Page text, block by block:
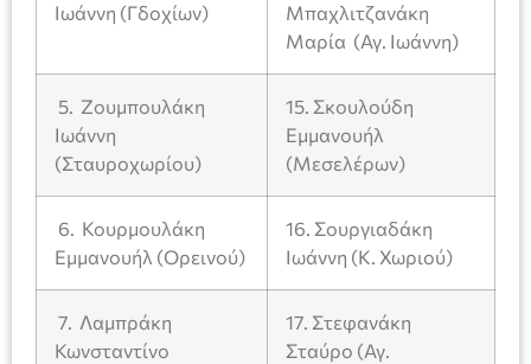
Ιωάννη (Γδοχίων)
Μπαχλιτζανάκη
Μαρία (Αγ. Ιωάννη)
5. Ζουμπουλάκη
Ιωάννη
(Σταυροχωρίου)
15. Σκουλούδη
Εμμανουήλ
(Μεσελέρων)
6. Κουρμουλάκη
Εμμανουήλ (Ορεινού)
16. Σουργιαδάκη
Ιωάννη (Κ. Χωριού)
7. Λαμπράκη
Κωνσταντίνο
17. Στεφανάκη
Σταύρο (Αγ.